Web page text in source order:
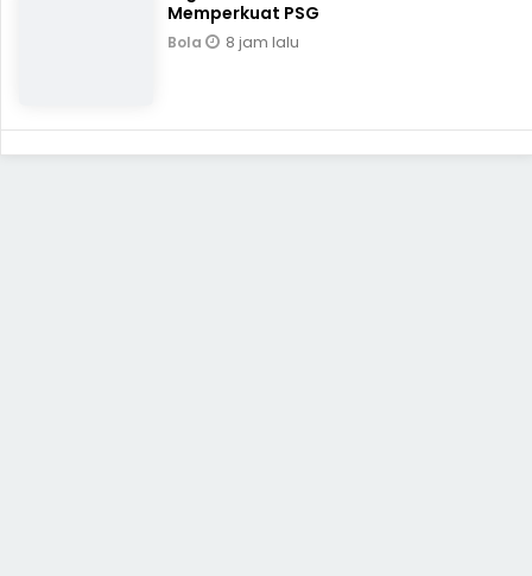
Memperkuat PSG
Bola 8 jam lalu